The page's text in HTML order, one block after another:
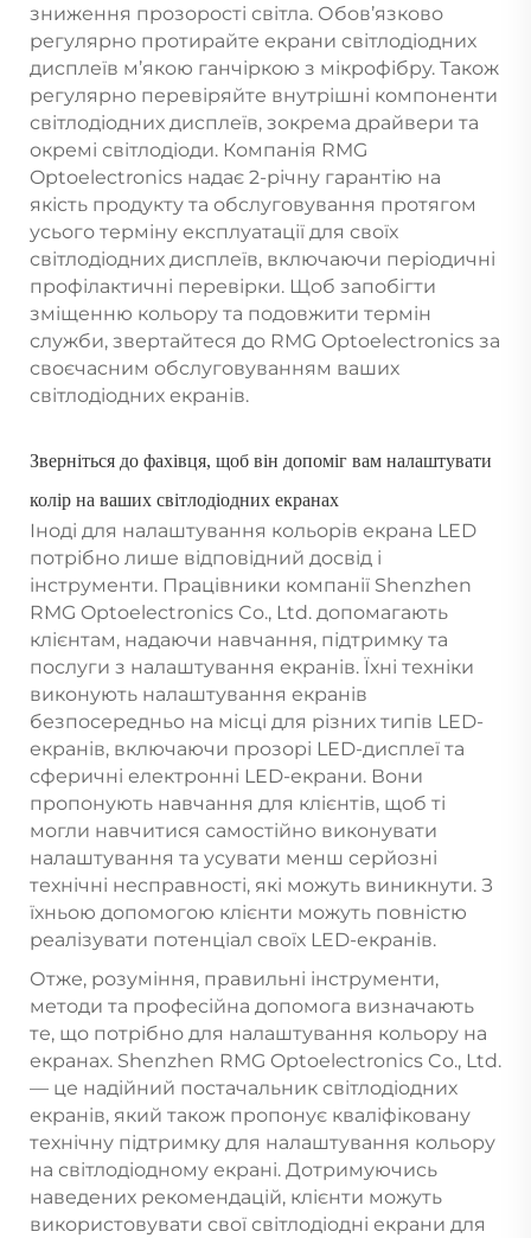
зниження прозорості світла. Обов’язково
регулярно протирайте екрани світлодіодних
дисплеїв м’якою ганчіркою з мікрофібру. Також
регулярно перевіряйте внутрішні компоненти
світлодіодних дисплеїв, зокрема драйвери та
окремі світлодіоди. Компанія RMG
Optoelectronics надає 2-річну гарантію на
якість продукту та обслуговування протягом
усього терміну експлуатації для своїх
світлодіодних дисплеїв, включаючи періодичні
профілактичні перевірки. Щоб запобігти
зміщенню кольору та подовжити термін
служби, звертайтеся до RMG Optoelectronics за
своєчасним обслуговуванням ваших
світлодіодних екранів.
Зверніться до фахівця, щоб він допоміг вам налаштувати
колір на ваших світлодіодних екранах
Іноді для налаштування кольорів екрана LED
потрібно лише відповідний досвід і
інструменти. Працівники компанії Shenzhen
RMG Optoelectronics Co., Ltd. допомагають
клієнтам, надаючи навчання, підтримку та
послуги з налаштування екранів. Їхні техніки
виконують налаштування екранів
безпосередньо на місці для різних типів LED-
екранів, включаючи прозорі LED-дисплеї та
сферичні електронні LED-екрани. Вони
пропонують навчання для клієнтів, щоб ті
могли навчитися самостійно виконувати
налаштування та усувати менш серйозні
технічні несправності, які можуть виникнути. З
їхньою допомогою клієнти можуть повністю
реалізувати потенціал своїх LED-екранів.
Отже, розуміння, правильні інструменти,
методи та професійна допомога визначають
те, що потрібно для налаштування кольору на
екранах. Shenzhen RMG Optoelectronics Co., Ltd.
— це надійний постачальник світлодіодних
екранів, який також пропонує кваліфіковану
технічну підтримку для налаштування кольору
на світлодіодному екрані. Дотримуючись
наведених рекомендацій, клієнти можуть
використовувати свої світлодіодні екрани для